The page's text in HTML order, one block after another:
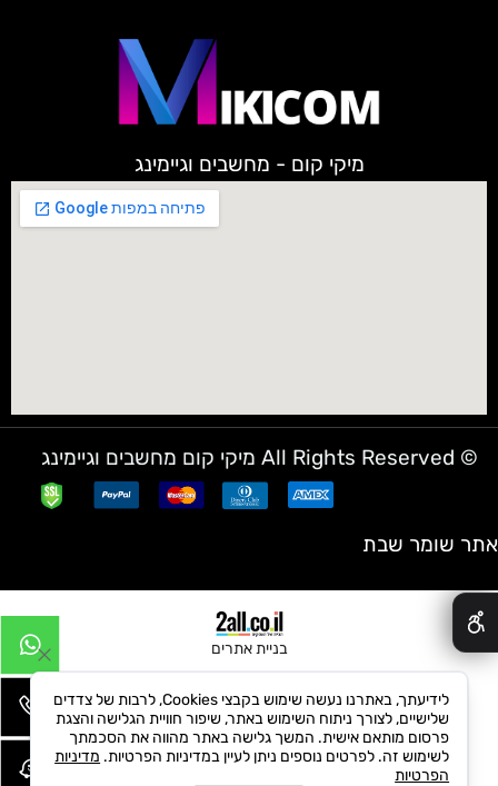
מיקי קום - מחשבים וגיימינג
© All Rights Reserved מיקי קום מחשבים וגיימינג
אתר שומר שבת
בניית אתרים
לידיעתך, באתרנו נעשה שימוש בקבצי Cookies, לרבות של צדדים
שלישיים, לצורך ניתוח השימוש באתר, שיפור חוויית הגלישה והצגת
פרסום מותאם אישית. המשך גלישה באתר מהווה את הסכמתך
לשימוש זה. לפרטים נוספים ניתן לעיין במדיניות הפרטיות. מדיניות
הפרטיות